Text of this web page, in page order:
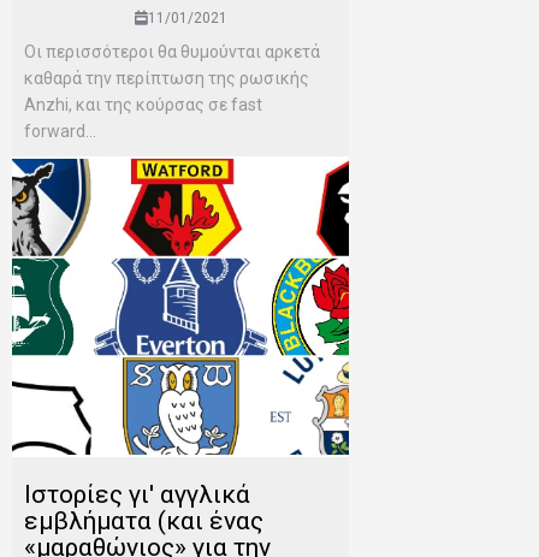
11/01/2021
Οι περισσότεροι θα θυμούνται αρκετά
καθαρά την περίπτωση της ρωσικής
Anzhi, και της κούρσας σε fast
forward...
Ιστορίες γι' αγγλικά
εμβλήματα (και ένας
«μαραθώνιος» για την